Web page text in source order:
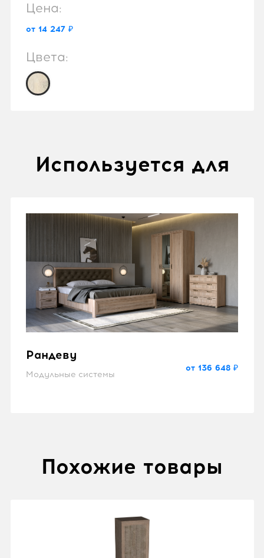
Цена:
от 14 247 ₽
Цвета:
Используется для
Рандеву
Модульные системы
от 136 648 ₽
Похожие товары